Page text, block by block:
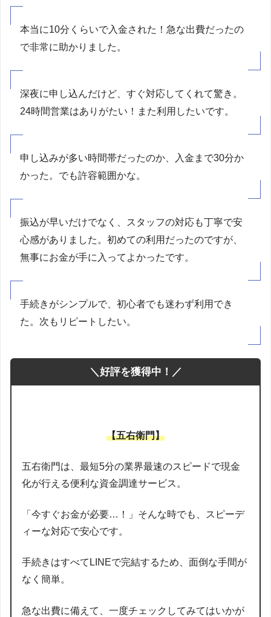
本当に10分くらいで入金された！急な出費だったの
で非常に助かりました。
深夜に申し込んだけど、すぐ対応してくれて驚き。
24時間営業はありがたい！また利用したいです。
申し込みが多い時間帯だったのか、入金まで30分か
かった。でも許容範囲かな。
振込が早いだけでなく、スタッフの対応も丁寧で安
心感がありました。初めての利用だったのですが、
無事にお金が手に入ってよかったです。
手続きがシンプルで、初心者でも迷わず利用でき
た。次もリピートしたい。
＼好評を獲得中！／
【五右衛門】
五右衛門は、最短5分の業界最速のスピードで現金
化が行える便利な資金調達サービス。
「今すぐお金が必要…！」そんな時でも、スピーデ
ィーな対応で安心です。
手続きはすべてLINEで完結するため、面倒な手間が
なく簡単。
急な出費に備えて、一度チェックしてみてはいかが